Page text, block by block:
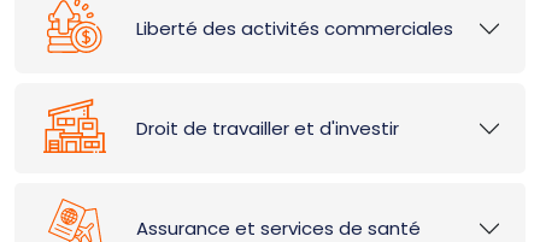
Liberté des activités commerciales
Droit de travailler et d'investir
Assurance et services de santé